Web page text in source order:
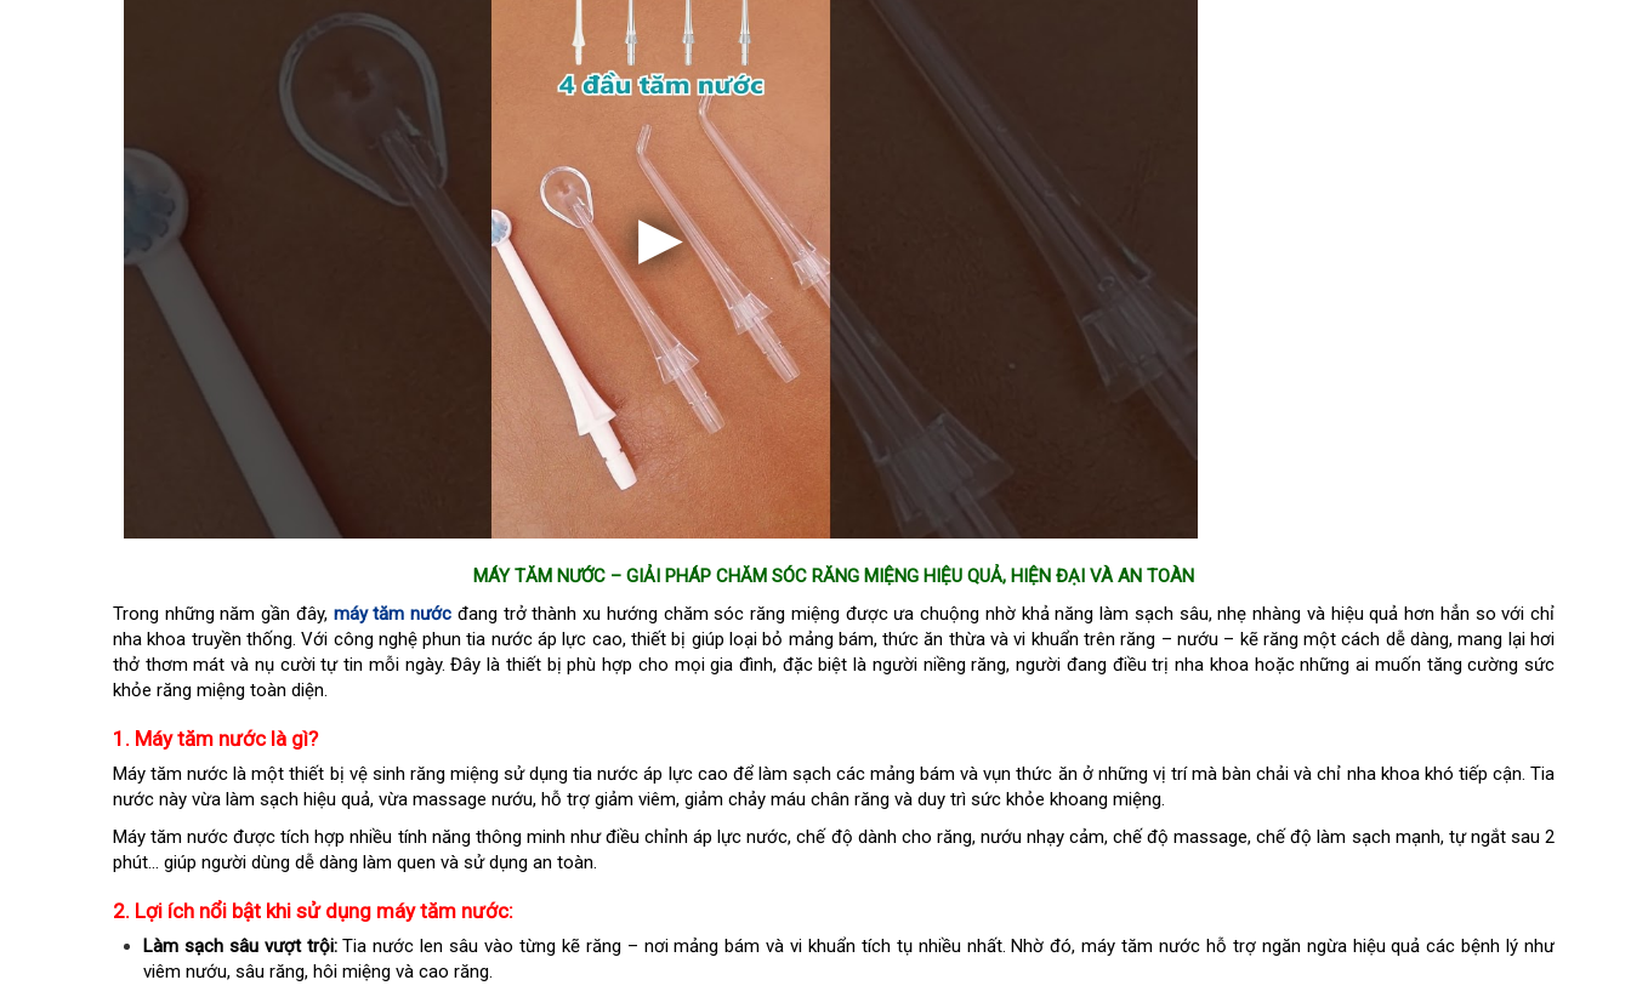
MÁY TĂM NƯỚC – GIẢI PHÁP CHĂM SÓC RĂNG MIỆNG HIỆU QUẢ, HIỆN ĐẠI VÀ AN TOÀN
Trong những năm gần đây, máy tăm nước đang trở thành xu hướng chăm sóc răng miệng được ưa chuộng nhờ khả năng làm sạch sâu, nhẹ nhàng và hiệu quả hơn hẳn so với chỉ
nha khoa truyền thống. Với công nghệ phun tia nước áp lực cao, thiết bị giúp loại bỏ mảng bám, thức ăn thừa và vi khuẩn trên răng – nướu – kẽ răng một cách dễ dàng, mang lại hơi
thở thơm mát và nụ cười tự tin mỗi ngày. Đây là thiết bị phù hợp cho mọi gia đình, đặc biệt là người niềng răng, người đang điều trị nha khoa hoặc những ai muốn tăng cường sức
khỏe răng miệng toàn diện.
1. Máy tăm nước là gì?
Máy tăm nước là một thiết bị vệ sinh răng miệng sử dụng tia nước áp lực cao để làm sạch các mảng bám và vụn thức ăn ở những vị trí mà bàn chải và chỉ nha khoa khó tiếp cận. Tia
nước này vừa làm sạch hiệu quả, vừa massage nướu, hỗ trợ giảm viêm, giảm chảy máu chân răng và duy trì sức khỏe khoang miệng.
Máy tăm nước được tích hợp nhiều tính năng thông minh như điều chỉnh áp lực nước, chế độ dành cho răng, nướu nhạy cảm, chế độ massage, chế độ làm sạch mạnh, tự ngắt sau 2
phút… giúp người dùng dễ dàng làm quen và sử dụng an toàn.
2. Lợi ích nổi bật khi sử dụng máy tăm nước:
Làm sạch sâu vượt trội:Tia nước len sâu vào từng kẽ răng – nơi mảng bám và vi khuẩn tích tụ nhiều nhất. Nhờ đó, máy tăm nước hỗ trợ ngăn ngừa hiệu quả các bệnh lý như
viêm nướu, sâu răng, hôi miệng và cao răng.